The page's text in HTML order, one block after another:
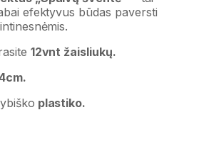
efektyvus būdas paversti
12vnt žaisliukų.
plastiko.